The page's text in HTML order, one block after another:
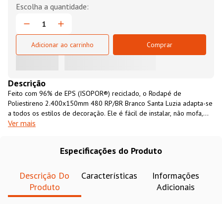
Adicionar ao carrinho Comprar
Descrição
Feito com 96% de EPS (ISOPOR®) reciclado, o Rodapé de
Poliestireno 2.400x150mm 480 RP/BR Branco Santa Luzia adapta-se
a todos os estilos de decoração. Ele é fácil de instalar, não mofa,
não apodrece, não incha, é imune a pragas como cupins e é
Ver mais
Especificações do Produto
Descrição Do
Produto
Características
Informações
Adicionais